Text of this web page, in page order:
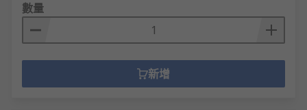
數量
新增